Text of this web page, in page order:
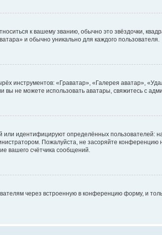
к вашему званию, обычно это звёздочки,
и обычно уникально для каждого пользователя.
инструментов: «Граватар», «Галерея аватар»,
вы не можете использовать аватары, свяжитесь с
идентифицируют определённых пользователей:
Пожалуйста, не засоряйте
вашего счётчика сообщений.
через встроенную в конференцию форму, и